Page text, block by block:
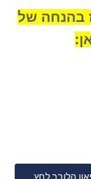
בהנחה של
הלובר לחץ